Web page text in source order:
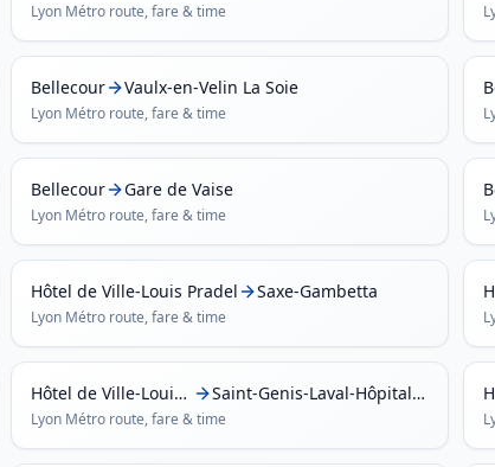
Lyon Métroroute, fare & time
Bellecour Vaulx-en-Velin La Soie
Lyon Métroroute, fare & time
Bellecour Gare de Vaise
Lyon Métroroute, fare & time
Hôtel de Ville-Louis Pradel Saxe-Gambetta
Lyon Métroroute, fare & time
Hôtel de Ville-Louis Pradel Saint-Genis-Laval-Hôpital Lyon Sud
Lyon Métroroute, fare & time